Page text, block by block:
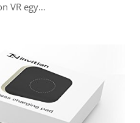
VR egy…